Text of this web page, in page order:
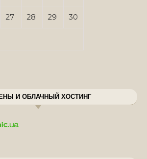
27 28 29 30
И ОБЛАЧНЫЙ ХОСТИНГ